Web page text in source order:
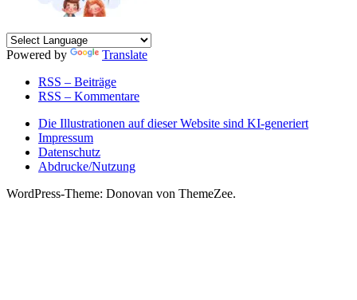
Powered by
Translate
RSS – Beiträge
RSS – Kommentare
Die Illustrationen auf dieser Website sind KI-generiert
Impressum
Datenschutz
Abdrucke/Nutzung
WordPress-Theme: Donovan von ThemeZee.